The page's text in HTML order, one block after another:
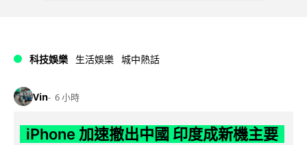
科技娛樂 生活娛樂 城中熱話
Vin 6 小時
iPhone 加速撤出中國 印度成新機主要